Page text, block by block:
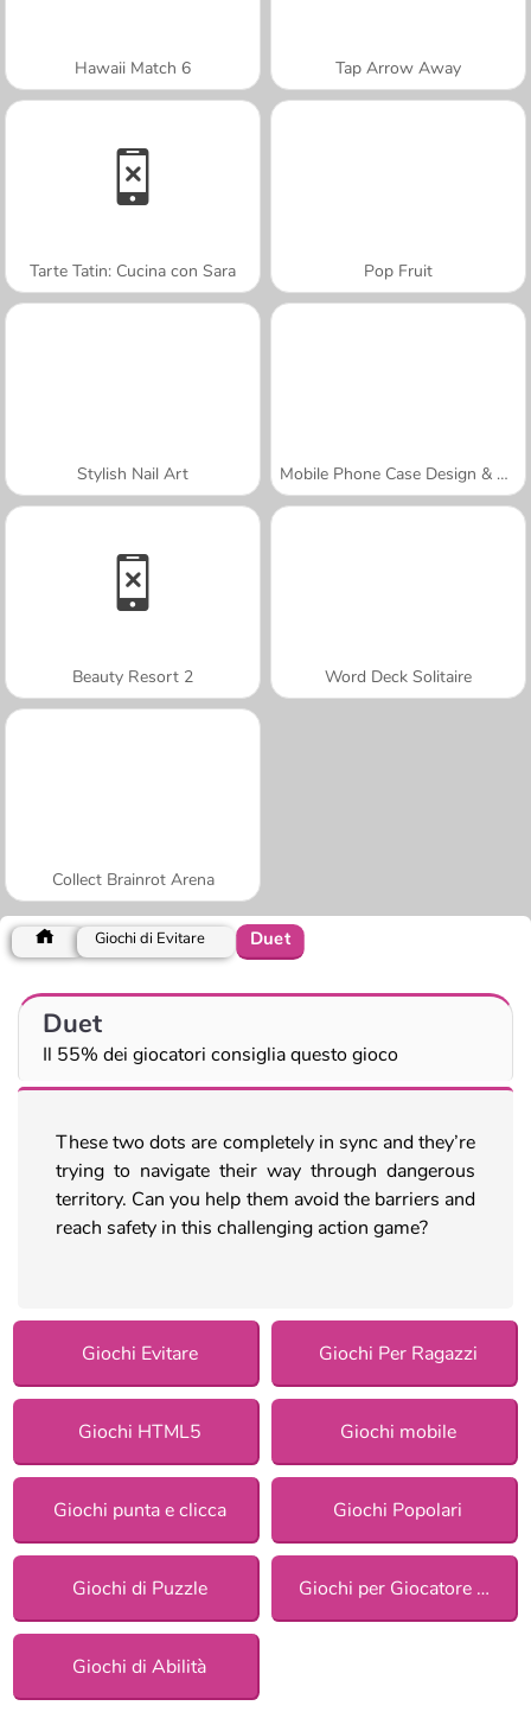
Hawaii Match 6 Tap Arrow Away
Tarte Tatin: Cucina con Sara Pop Fruit
Stylish Nail Art Mobile Phone Case Design & DIY
Beauty Resort 2 Word Deck Solitaire
Collect Brainrot Arena
Giochi di Evitare Duet
Duet
Il 55% dei giocatori consiglia questo gioco
These two dots are completely in sync and they’re
trying to navigate their way through dangerous
territory. Can you help them avoid the barriers and
reach safety in this challenging action game?
Giochi Evitare Giochi Per Ragazzi
Giochi HTML5 Giochi mobile
Giochi punta e clicca Giochi Popolari
Giochi di Puzzle Giochi per Giocatore Singolo
Giochi di Abilità